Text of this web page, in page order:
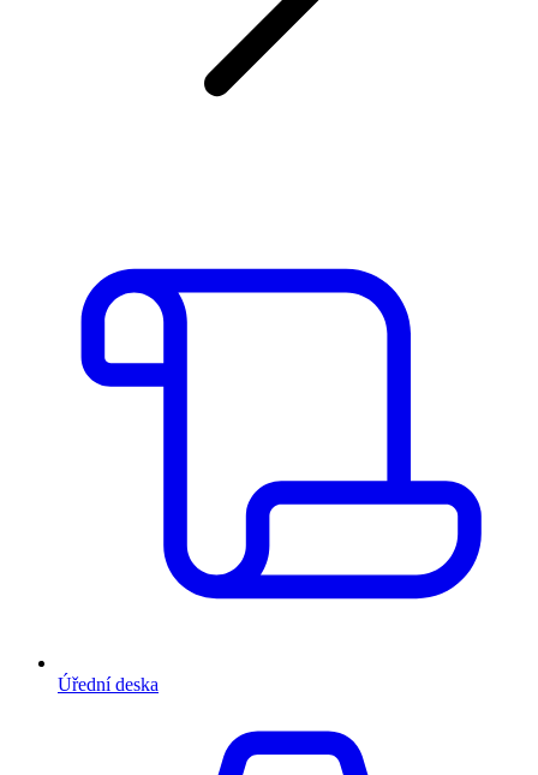
Úřední deska